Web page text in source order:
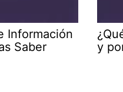
Información
Saber
y